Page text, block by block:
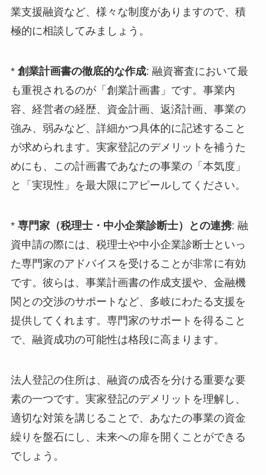
業支援融資など、様々な制度がありますので、積
極的に相談してみましょう。
* 創業計画書の徹底的な作成: 融資審査において最
も重視されるのが「創業計画書」です。事業内
容、経営者の経歴、資金計画、返済計画、事業の
強み、弱みなど、詳細かつ具体的に記述すること
が求められます。実家登記のデメリットを補うた
めにも、この計画書であなたの事業の「本気度」
と「実現性」を最大限にアピールしてください。
* 専門家（税理士・中小企業診断士）との連携: 融
資申請の際には、税理士や中小企業診断士といっ
た専門家のアドバイスを受けることが非常に有効
です。彼らは、事業計画書の作成支援や、金融機
関との交渉のサポートなど、多岐にわたる支援を
提供してくれます。専門家のサポートを得ること
で、融資成功の可能性は格段に高まります。
法人登記の住所は、融資の成否を分ける重要な要
素の一つです。実家登記のデメリットを理解し、
適切な対策を講じることで、あなたの事業の資金
繰りを盤石にし、未来への扉を開くことができる
でしょう。